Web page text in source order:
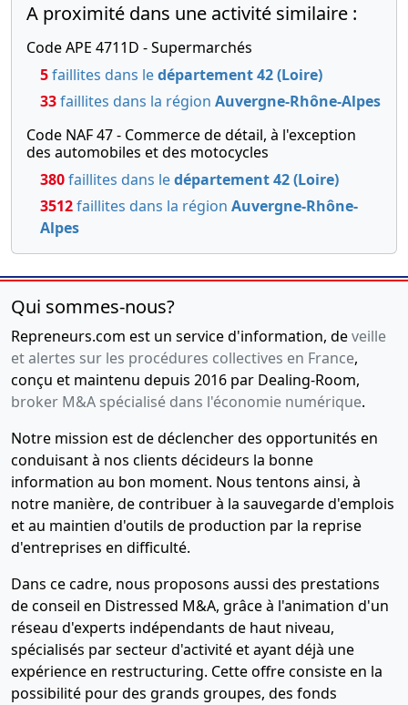
A proximité dans une activité similaire :
Code APE 4711D - Supermarchés
5faillites dans ledépartement 42 (Loire)
33faillites dans la région Auvergne-Rhône-Alpes
Code NAF 47 - Commerce de détail, à l'exception
des automobiles et des motocycles
380faillites dans ledépartement 42 (Loire)
3512faillites dans la région Auvergne-Rhône-
Alpes
Qui sommes-nous?
Repreneurs.com est un service d'information, deveille
et alertes sur les procédures collectives en France,
conçu et maintenu depuis 2016 par Dealing-Room,
broker M&A spécialisé dans l'économie numérique.
Notre mission est de déclencher des opportunités en
conduisant à nos clients décideurs la bonne
information au bon moment. Nous tentons ainsi, à
notre manière, de contribuer à la sauvegarde d'emplois
et au maintien d'outils de production par la reprise
d'entreprises en difficulté.
Dans ce cadre, nous proposons aussi des prestations
de conseil en Distressed M&A, grâce à l'animation d'un
réseau d'experts indépendants de haut niveau,
spécialisés par secteur d'activité et ayant déjà une
expérience en restructuring. Cette offre consiste en la
possibilité pour des grands groupes, des fonds